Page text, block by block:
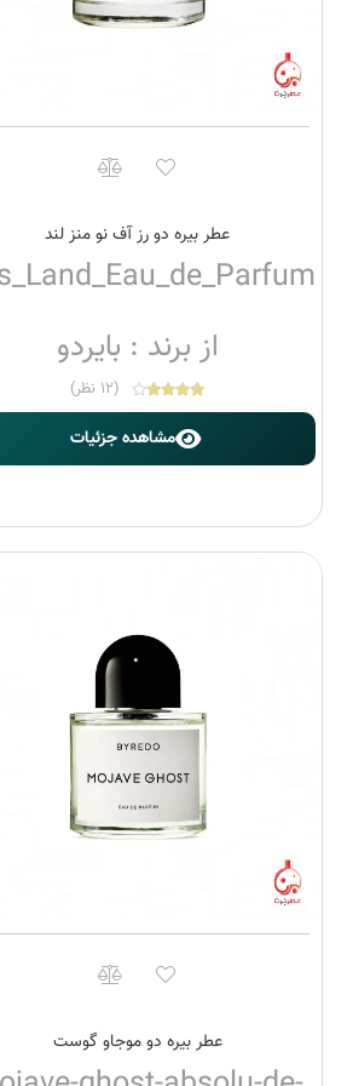
عطر بیره دو رز آف نو منز لند
از برند : بایردو
(12 نظر)
مشاهده جزئیات
عطر بیره دو موجاو گوست